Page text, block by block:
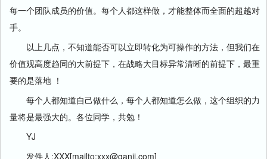
每一个团队成员的价值。每个人都这样做，才能整体而全面的超越对
手。
以上几点，不知道能否可以立即转化为可操作的方法，但我们在
价值观高度趋同的大前提下，在战略大目标异常清晰的前提下，最重
要的是落地 ！
每个人都知道自己做什么，每个人都知道怎么做，这个组织的力
量将是最强大的。各位同学，共勉！
YJ
发件人:XXX[mailto:xxx@ganji.com]